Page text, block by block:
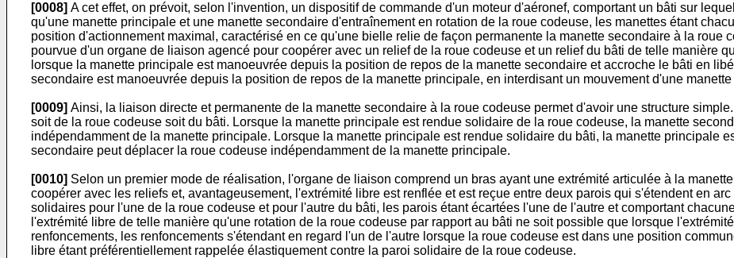
[0008] A cet effet, on prévoit, selon l'invention, un dispositif de commande d'un moteur d'aéronef, comportant un bâti sur
qu'une manette principale et une manette secondaire d'entraînement en rotation de la roue codeuse, les manettes étant
position d'actionnement maximal, caractérisé en ce qu'une bielle relie de façon permanente la manette secondaire à la roue
pourvue d'un organe de liaison agencé pour coopérer avec un relief de la roue codeuse et un relief du bâti de telle manière
lorsque la manette principale est manoeuvrée depuis la position de repos de la manette secondaire et accroche le bâti en
secondaire est manoeuvrée depuis la position de repos de la manette principale, en interdisant un mouvement d'une
[0009] Ainsi, la liaison directe et permanente de la manette secondaire à la roue codeuse permet d'avoir une structure
soit de la roue codeuse soit du bâti. Lorsque la manette principale est rendue solidaire de la roue codeuse, la manette
indépendamment de la manette principale. Lorsque la manette principale est rendue solidaire du bâti, la manette principale
secondaire peut déplacer la roue codeuse indépendamment de la manette principale.
[0010] Selon un premier mode de réalisation, l'organe de liaison comprend un bras ayant une extrémité articulée à la
coopérer avec les reliefs et, avantageusement, l'extrémité libre est renflée et est reçue entre deux parois qui s'étendent en
solidaires pour l'une de la roue codeuse et pour l'autre du bâti, les parois étant écartées l'une de l'autre et comportant
l'extrémité libre de telle manière qu'une rotation de la roue codeuse par rapport au bâti ne soit possible que lorsque
renfoncements, les renfoncements s'étendant en regard l'un de l'autre lorsque la roue codeuse est dans une position
libre étant préférentiellement rappelée élastiquement contre la paroi solidaire de la roue codeuse.